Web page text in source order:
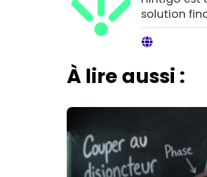
solution
À lire aussi :